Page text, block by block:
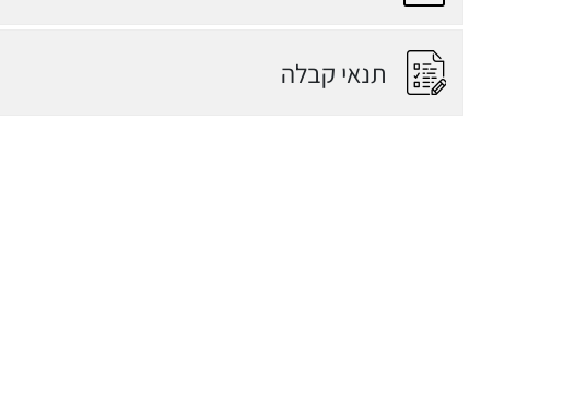
תנאי קבלה